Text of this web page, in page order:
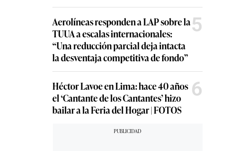
Aerolíneas responden a LAP sobre la
TUUA a escalas internacionales:
“Una reducción parcial deja intacta
la desventaja competitiva de fondo”
5
Héctor Lavoe en Lima: hace 40 años
el ‘Cantante de los Cantantes’ hizo
bailar a la Feria del Hogar | FOTOS
6